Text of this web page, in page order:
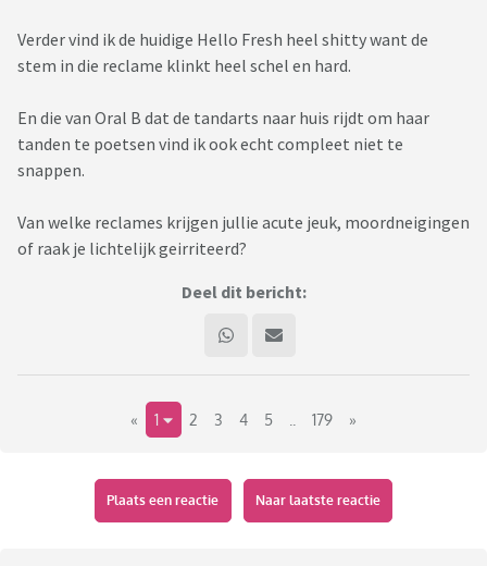
Verder vind ik de huidige Hello Fresh heel shitty want de
stem in die reclame klinkt heel schel en hard.
En die van Oral B dat de tandarts naar huis rijdt om haar
tanden te poetsen vind ik ook echt compleet niet te
snappen.
Van welke reclames krijgen jullie acute jeuk, moordneigingen
of raak je lichtelijk geirriteerd?
Deel dit bericht:
« 1 2 3 4 5 179 »
Plaats een reactie Naar laatste reactie